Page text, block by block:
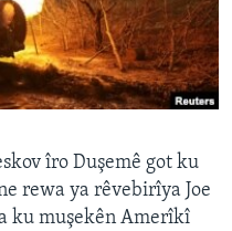
îro Duşemê got ku
rewa ya rêvebirîya Joe
ku muşekên Amerîkî